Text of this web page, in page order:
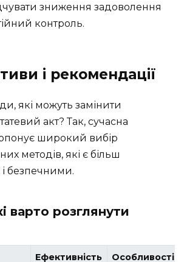
зниження задоволення
контроль.
і рекомендації
які можуть замінити
акт? Так, сучасна
широкий вибір
методів, які є більш
безпечними.
варто розглянути
Ефективність Особливості